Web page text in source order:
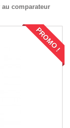
comparateur
PROMO !